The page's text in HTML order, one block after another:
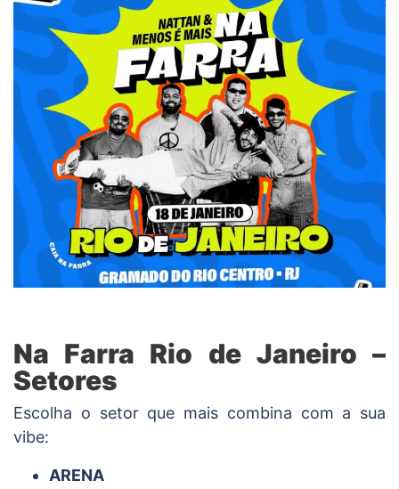
Na Farra Rio de Janeiro –
Setores
Escolha o setor que mais combina com a sua
vibe:
ARENA